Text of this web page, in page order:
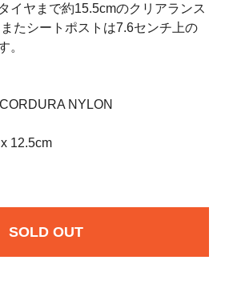
イヤまで約15.5cmのクリアランス
たシートポストは7.6センチ上の
。
NYLON
12.5cm
SOLD OUT